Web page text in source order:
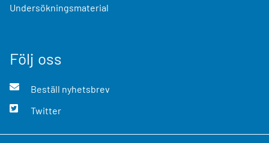
Undersökningsmaterial
Följ oss
Beställ nyhetsbrev
Twitter